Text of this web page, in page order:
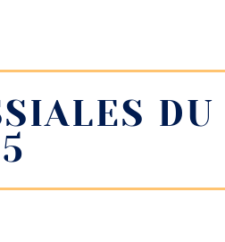
DU